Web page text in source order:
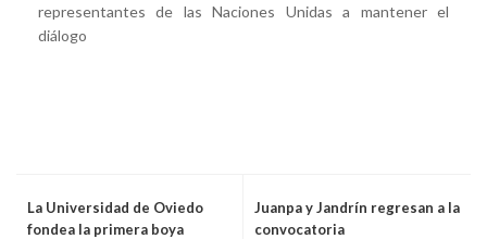
representantes de las Naciones Unidas a mantener el
diálogo
La Universidad de Oviedo
fondea la primera boya
Juanpa y Jandrín regresan a la
convocatoria